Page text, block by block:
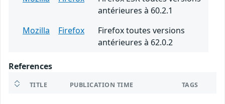
antérieures à 60.2.1
Mozilla
Firefox
Firefox toutes versions
antérieures à 62.0.2
References
TITLE PUBLICATION TIME TAGS